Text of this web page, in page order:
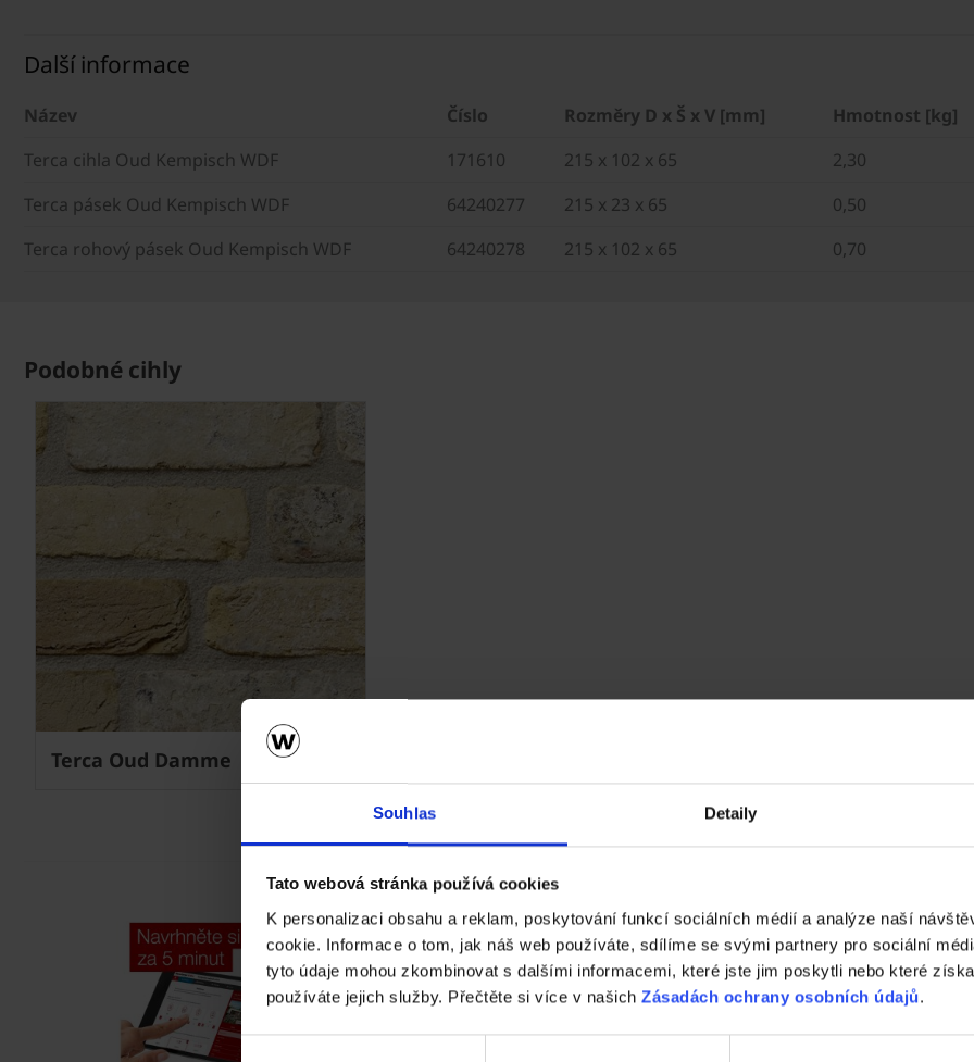
Souhlas Detaily
Tato webová stránka používá cookies
K personalizaci obsahu a reklam, poskytování funkcí sociálních médií a analýze naší
cookie. Informace o tom, jak náš web používáte, sdílíme se svými partnery pro sociální
tyto údaje mohou zkombinovat s dalšími informacemi, které jste jim poskytli nebo které
používáte jejich služby. Přečtěte si více v našich Zásadách ochrany osobních údajů.
Další informace
Název Číslo Rozměry D x Š x V [mm] Hmotnost [kg]
Terca cihla Oud Kempisch WDF
171610 215 x 102 x 65 2,30
Terca pásek Oud Kempisch WDF
64240277 215 x 23 x 65 0,50
Terca rohový pásek Oud Kempisch WDF
64240278 215 x 102 x 65 0,70
Podobné cihly
Terca Oud Damme
Vezměte stavbu do vlastních
Vyzkoušejte ZDARMA návrh domu za 5
Cena domu v reálném čase
3D vizualizace